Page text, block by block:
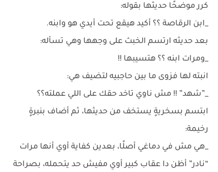
كرر موضحًا حديثها بقوله:
_ابن الرقاصة ؟؟ أكيد هيقع تحت أيدي هو وابنه.
بعد حديثه ارتسم الخبث على وجهها وهي تسأله:
_ومرات ابنه ؟؟ هتسيبها !!
انبته لها فزوى ما بين حاجبيه لتضيف هي:
_”شهد” !! مش ناوي تاخد حقك على اللي عملته؟؟
ابتسم بسخريةٍ يستخف من حديثها، ثم أضاف بنبرةٍ
رخيمة:
_هي مش في دماغي أصلًا، بعدين كفاية أوي أنها مرات
“نادر” أظن دا عقاب كبير أوي مفيش حد يتحمله، بصراحة